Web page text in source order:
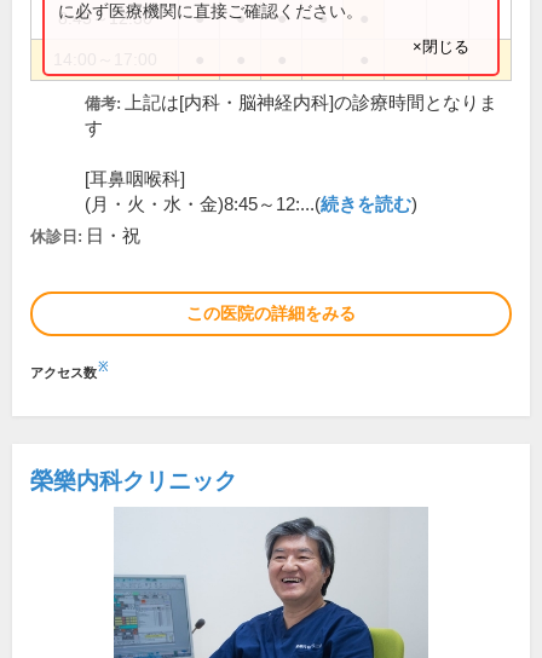
8:45～12:30 ● ● ● ●
に必ず医療機関に直接ご確認ください。
×閉じる
備考:
上記は[内科・脳神経内科]の診療時間となりま
す
[耳鼻咽喉科]
(月・火・水・金)8:45～12:...(続きを読む)
休診日: 日・祝
この医院の詳細をみる
アクセス数※
榮樂内科クリニック